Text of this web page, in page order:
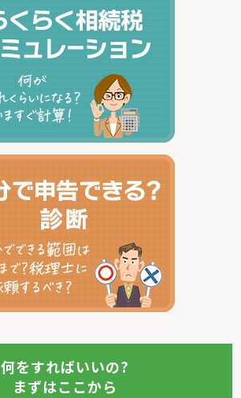
何をすればいいの?
まずはここから